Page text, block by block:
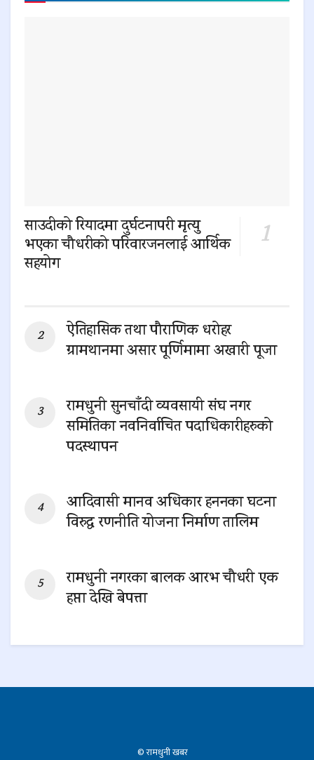
साउदीको रियादमा दुर्घटनापरी मृत्यु
भएका चौधरीको परिवारजनलाई आर्थिक
सहयोग
ऐतिहासिक तथा पौराणिक धरोहर
ग्रामथानमा असार पूर्णिमामा अखारी पूजा
रामधुनी सुनचाँदी व्यवसायी संघ नगर
समितिका नवनिर्वाचित पदाधिकारीहरुको
पदस्थापन
आदिवासी मानव अधिकार हननका घटना
विरुद्ध रणनीति योजना निर्माण तालिम
रामधुनी नगरका बालक आरभ चौधरी एक
हप्ता देखि बेपत्ता
© रामधुनी खबर